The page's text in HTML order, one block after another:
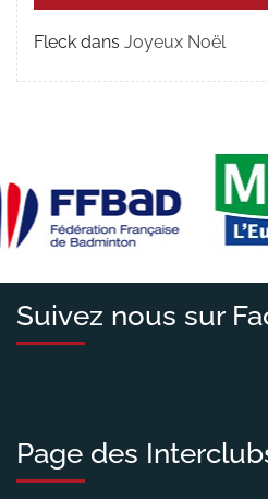
Fleck dans Joyeux Noël
Suivez nous sur
Page des